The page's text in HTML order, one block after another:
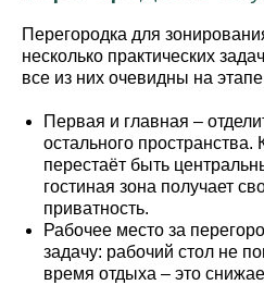
Перегородка для
несколько практических
все из них очевидны на
Первая и главная –
остального пространства.
перестаёт быть
гостиная зона получает
приватность.
Рабочее место за
задачу: рабочий стол не
время отдыха – это